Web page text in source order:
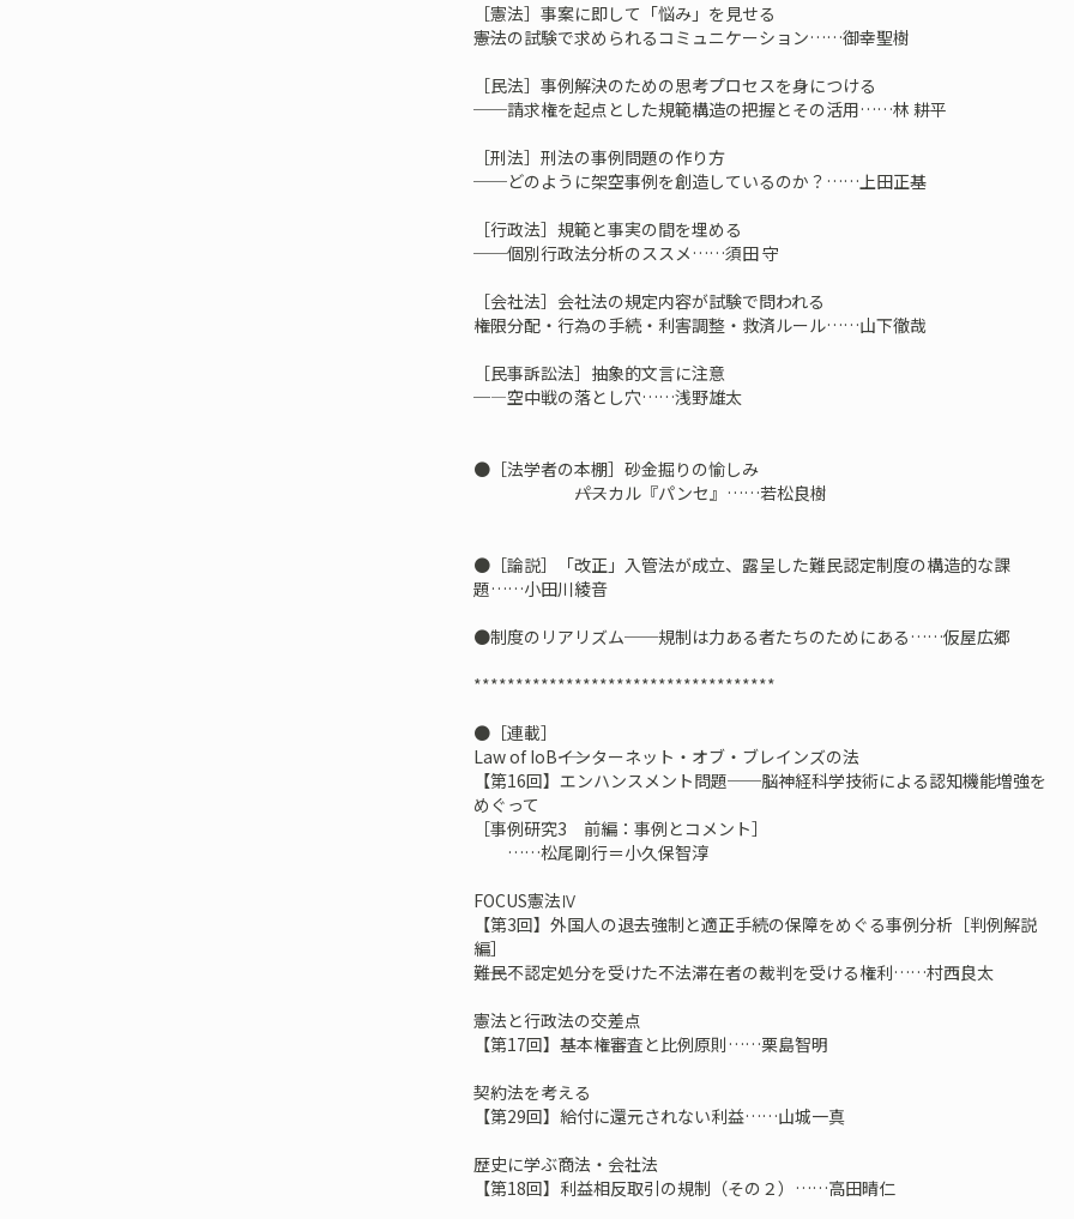
［憲法］事案に即して「悩み」を見せる
――憲法の試験で求められるコミュニケーション……御幸聖樹
［民法］事例解決のための思考プロセスを身につける
──請求権を起点とした規範構造の把握とその活用……林 耕平
［刑法］刑法の事例問題の作り方
──どのように架空事例を創造しているのか？……上田正基
［行政法］規範と事実の間を埋める
──個別行政法分析のススメ……須田 守
［会社法］会社法の規定内容が試験で問われる
――権限分配・行為の手続・利害調整・救済ルール……山下徹哉
［民事訴訟法］抽象的文言に注意
─―空中戦の落とし穴……浅野雄太
●［法学者の本棚］砂金掘りの愉しみ
――パスカル『パンセ』……若松良樹
●［論説］「改正」入管法が成立、露呈した難民認定制度の構造的な課
題……小田川綾音
●制度のリアリズム──規制は力ある者たちのためにある……仮屋広郷
************************************
●［連載］
Law of IoB――インターネット・オブ・ブレインズの法
【第16回】エンハンスメント問題──脳神経科学技術による認知機能増強を
めぐって
［事例研究3 前編：事例とコメント］
……松尾剛行＝小久保智淳
FOCUS憲法Ⅳ
【第3回】外国人の退去強制と適正手続の保障をめぐる事例分析［判例解説
編］
――難民不認定処分を受けた不法滞在者の裁判を受ける権利……村西良太
憲法と行政法の交差点
【第17回】基本権審査と比例原則……栗島智明
契約法を考える
【第29回】給付に還元されない利益……山城一真
歴史に学ぶ商法・会社法
【第18回】利益相反取引の規制（その２）……高田晴仁